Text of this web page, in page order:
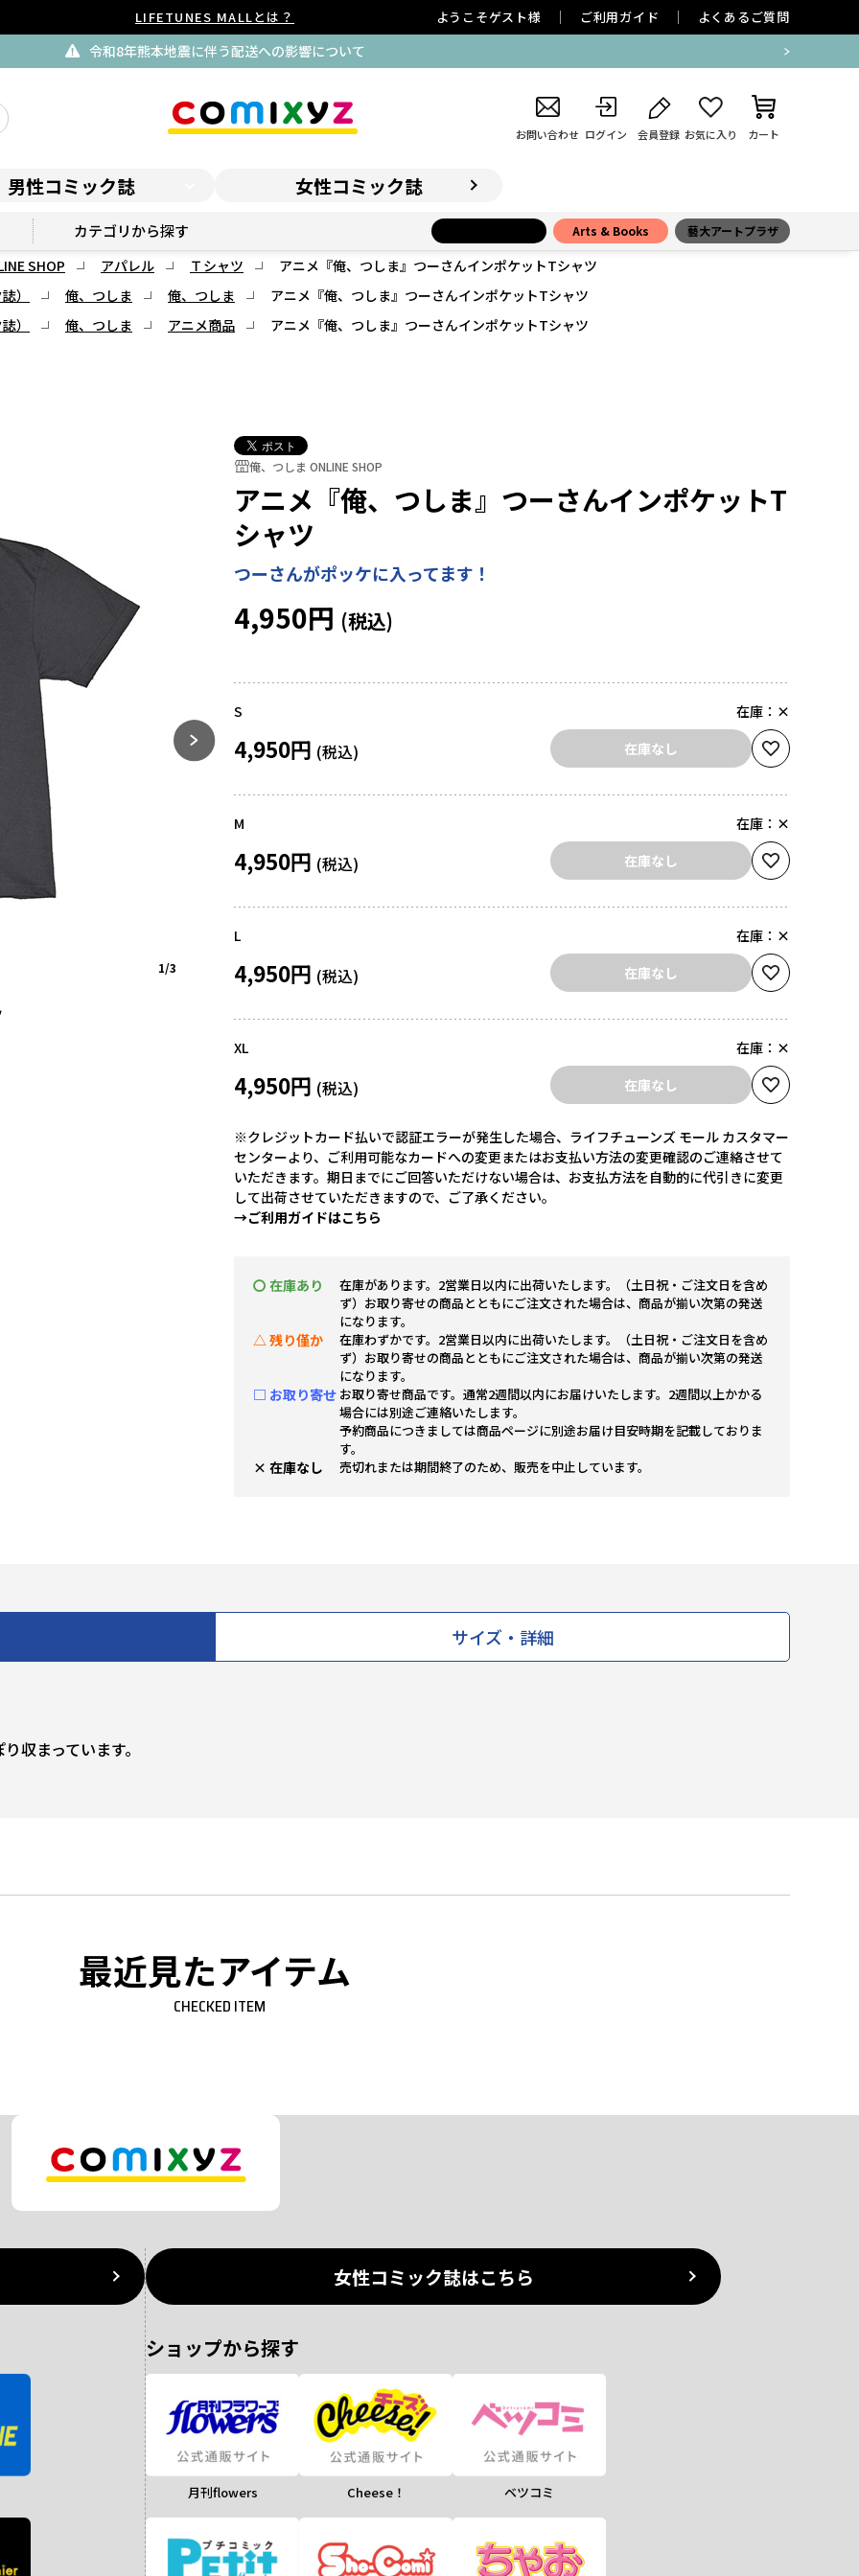
LIFETUNES MALLとは？ ようこそゲスト様 ご利用ガイド よくあるご質問
令和8年熊本地震に伴う配送への影響について
お問い合わせ ログイン 会員登録 お気に入り カート
男性コミック誌 女性コミック誌
カテゴリから探す Arts & Books 藝大アートプラザ
SHOP アパレル Ｔシャツ
アニメ『俺、つしま』つーさんインポケットTシャツ
）
俺、つしま 俺、つしま
アニメ『俺、つしま』つーさんインポケットTシャツ
）
俺、つしま アニメ商品 アニメ『俺、つしま』つーさんインポケットTシャツ
俺、つしま ONLINE SHOP
1/3
俺、つしま ONLINE SHOP
アニメ『俺、つしま』つーさんインポケットT
シャツ
つーさんがポッケに入ってます！
4,950円
S 在庫： ×
4,950円 在庫なし
M 在庫： ×
4,950円 在庫なし
L 在庫： ×
4,950円 在庫なし
XL 在庫： ×
4,950円 在庫なし
※クレジットカード払いで認証エラーが発生した場合、ライフチューンズ モール カスタマー
センターより、ご利用可能なカードへの変更またはお支払い方法の変更確認のご連絡させて
いただきます。期日までにご回答いただけない場合は、お支払方法を自動的に代引きに変更
して出荷させていただきますので、ご了承ください。
→ご利用ガイドはこちら
〇 在庫あり
在庫があります。2営業日以内に出荷いたします。（土日祝・ご注文日を含め
ず）お取り寄せの商品とともにご注文された場合は、商品が揃い次第の発送
になります。
△ 残り僅か
在庫わずかです。2営業日以内に出荷いたします。（土日祝・ご注文日を含め
ず）お取り寄せの商品とともにご注文された場合は、商品が揃い次第の発送
になります。
□ お取り寄せ お取り寄せ商品です。通常2週間以内にお届けいたします。2週間以上かかる
場合には別途ご連絡いたします。
予約商品につきましては商品ページに別途お届け目安時期を記載しておりま
す。
× 在庫なし 売切れまたは期間終了のため、販売を中止しています。
サイズ・詳細
収まっています。
最近見たアイテム
CHECKED ITEM
女性コミック誌はこちら
ショップから探す
月刊flowers Cheese！ ベツコミ